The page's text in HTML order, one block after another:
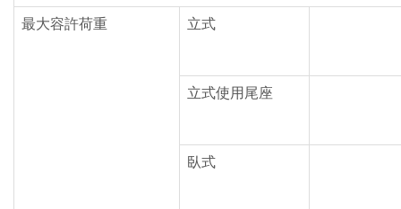
最大容許荷重 立式
立式使用尾座
臥式